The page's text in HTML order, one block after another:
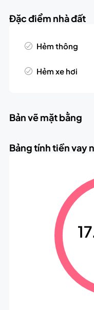
Đặc điểm nhà đất
Hẻm thông
Hẻm xe hơi
Bản vẽ mặt bằng
Bảng tính tiền vay